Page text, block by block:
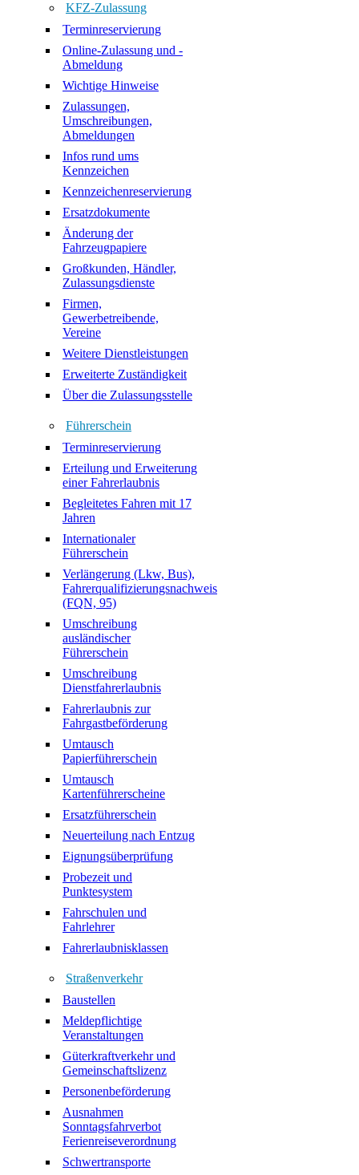
KFZ-Zulassung
Terminreservierung
Online-Zulassung und -
Abmeldung
Wichtige Hinweise
Zulassungen,
Umschreibungen,
Abmeldungen
Infos rund ums
Kennzeichen
Kennzeichenreservierung
Ersatzdokumente
Änderung der
Fahrzeugpapiere
Großkunden, Händler,
Zulassungsdienste
Firmen,
Gewerbetreibende,
Vereine
Weitere Dienstleistungen
Erweiterte Zuständigkeit
Über die Zulassungsstelle
Führerschein
Terminreservierung
Erteilung und Erweiterung
einer Fahrerlaubnis
Begleitetes Fahren mit 17
Jahren
Internationaler
Führerschein
Verlängerung (Lkw, Bus),
Fahrerqualifizierungsnachweis
(FQN, 95)
Umschreibung
ausländischer
Führerschein
Umschreibung
Dienstfahrerlaubnis
Fahrerlaubnis zur
Fahrgastbeförderung
Umtausch
Papierführerschein
Umtausch
Kartenführerscheine
Ersatzführerschein
Neuerteilung nach Entzug
Eignungsüberprüfung
Probezeit und
Punktesystem
Fahrschulen und
Fahrlehrer
Fahrerlaubnisklassen
Straßenverkehr
Baustellen
Meldepflichtige
Veranstaltungen
Güterkraftverkehr und
Gemeinschaftslizenz
Personenbeförderung
Ausnahmen
Sonntagsfahrverbot
Ferienreiseverordnung
Schwertransporte